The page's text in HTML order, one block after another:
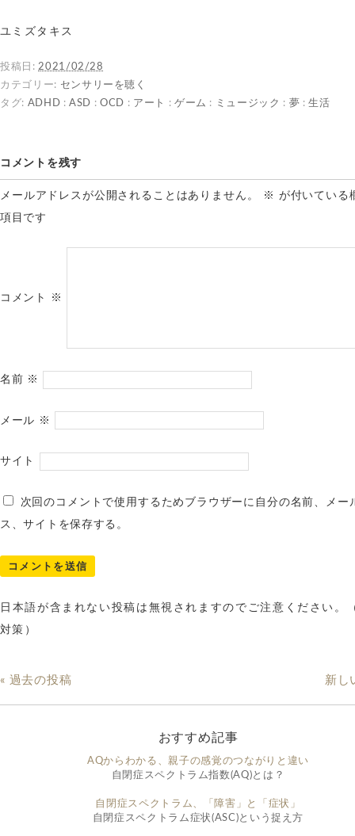
ユミズタキス
投稿日: 2021/02/28
カテゴリー: センサリーを聴く
タグ: ADHD :ASD :OCD : アート : ゲーム : ミュージック : 夢 :生活
コメントを残す
メールアドレスが公開されることはありません。 ※ が付いている
項目です
コメント ※
名前 ※
メール ※
サイト
次回のコメントで使用するためブラウザーに自分の名前、メー
ス、サイトを保存する。
日本語が含まれない投稿は無視されますのでご注意ください。
対策）
« 過去の投稿 新し
おすすめ記事
AQからわかる、親子の感覚のつながりと違い
自閉症スペクトラム指数(AQ)とは？
自閉症スペクトラム、「障害」と「症状」
自閉症スペクトラム症状(ASC)という捉え方